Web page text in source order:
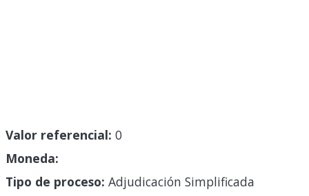
Valor referencial: 0
Moneda:
Tipo de proceso: Adjudicación Simplificada